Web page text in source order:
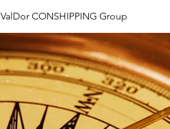
ValDor CONSHIPPING Group